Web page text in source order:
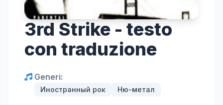
3rd Strike - testo
con traduzione
Generi:
Иностранный рок Ню-метал